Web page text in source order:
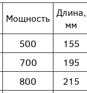
Мощность Длина,
мм
500
155
700
195
800
215